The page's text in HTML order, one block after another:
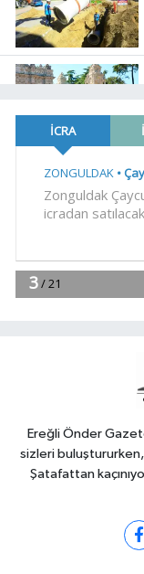
Ereğli Önder
sizleri
Şatafattan